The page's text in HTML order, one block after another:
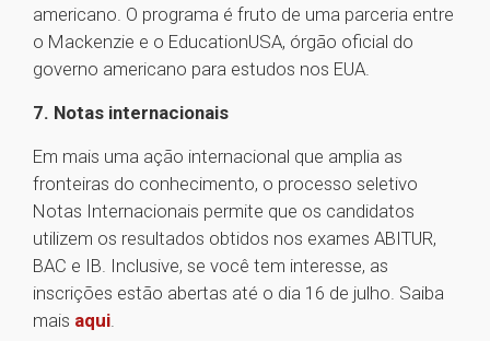
americano. O programa é fruto de uma parceria entre
o Mackenzie e o EducationUSA, órgão oficial do
governo americano para estudos nos EUA.
7. Notas internacionais
Em mais uma ação internacional que amplia as
fronteiras do conhecimento, o processo seletivo
Notas Internacionais permite que os candidatos
utilizem os resultados obtidos nos exames ABITUR,
BAC e IB. Inclusive, se você tem interesse, as
inscrições estão abertas até o dia 16 de julho. Saiba
mais aqui.